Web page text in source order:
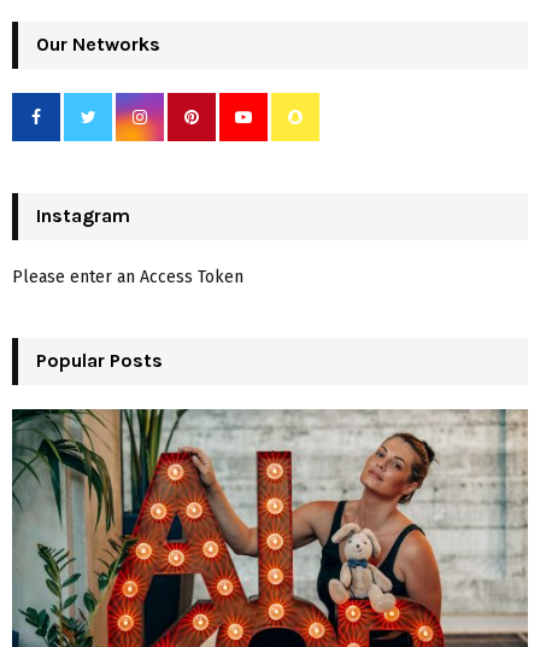
Our Networks
Instagram
Please enter an Access Token
Popular Posts